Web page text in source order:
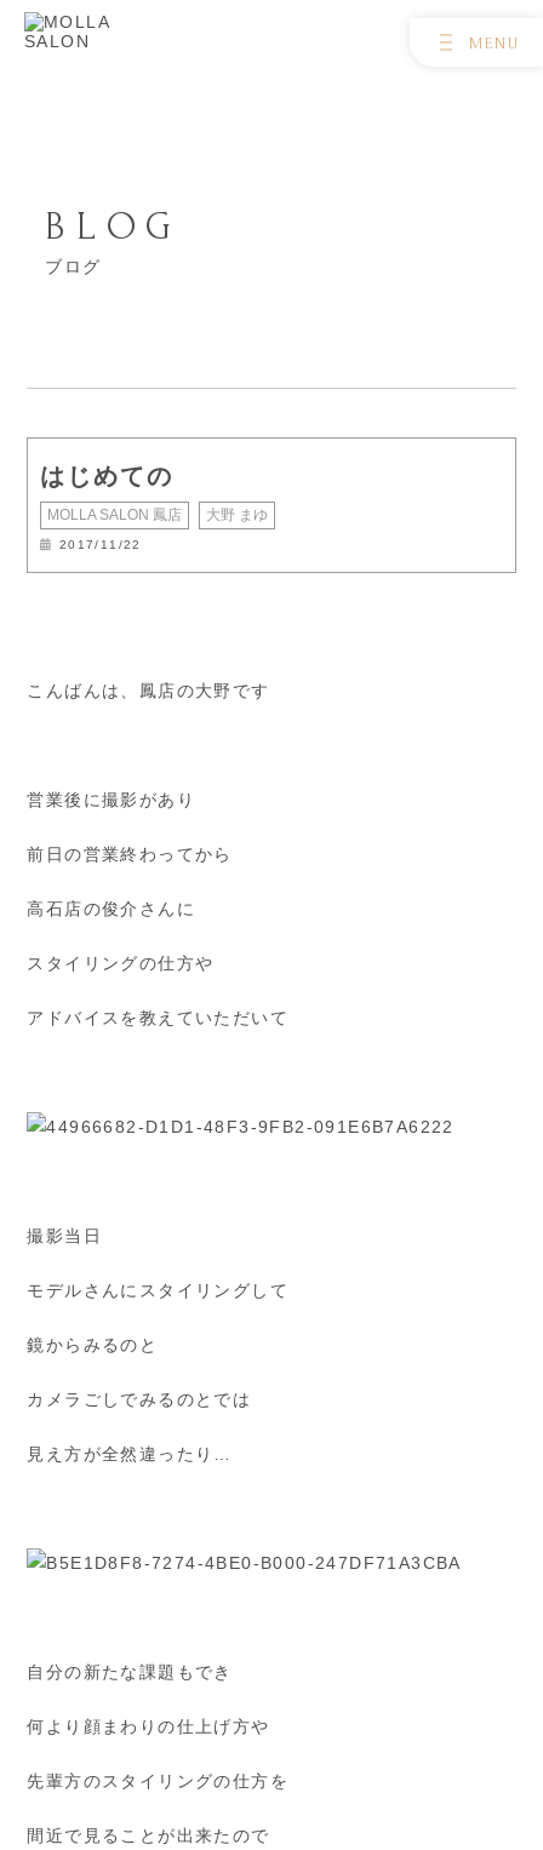
BLOG
ブログ
はじめての
MOLLA SALON 鳳店 大野 まゆ
2017/11/22
こんばんは、鳳店の大野です
営業後に撮影があり
前日の営業終わってから
高石店の俊介さんに
スタイリングの仕方や
アドバイスを教えていただいて
撮影当日
モデルさんにスタイリングして
鏡からみるのと
カメラごしでみるのとでは
見え方が全然違ったり…
自分の新たな課題もでき
何より顔まわりの仕上げ方や
先輩方のスタイリングの仕方を
間近で見ることが出来たので